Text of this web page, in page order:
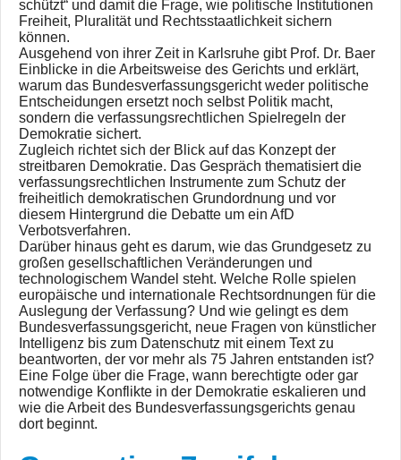
schützt“ und damit die Frage, wie politische Institutionen
Freiheit, Pluralität und Rechtsstaatlichkeit sichern
können.
Ausgehend von ihrer Zeit in Karlsruhe gibt Prof. Dr. Baer
Einblicke in die Arbeitsweise des Gerichts und erklärt,
warum das Bundesverfassungsgericht weder politische
Entscheidungen ersetzt noch selbst Politik macht,
sondern die verfassungsrechtlichen Spielregeln der
Demokratie sichert.
Zugleich richtet sich der Blick auf das Konzept der
streitbaren Demokratie. Das Gespräch thematisiert die
verfassungsrechtlichen Instrumente zum Schutz der
freiheitlich demokratischen Grundordnung und vor
diesem Hintergrund die Debatte um ein AfD
Verbotsverfahren.
Darüber hinaus geht es darum, wie das Grundgesetz zu
großen gesellschaftlichen Veränderungen und
technologischem Wandel steht. Welche Rolle spielen
europäische und internationale Rechtsordnungen für die
Auslegung der Verfassung? Und wie gelingt es dem
Bundesverfassungsgericht, neue Fragen von künstlicher
Intelligenz bis zum Datenschutz mit einem Text zu
beantworten, der vor mehr als 75 Jahren entstanden ist?
Eine Folge über die Frage, wann berechtigte oder gar
notwendige Konflikte in der Demokratie eskalieren und
wie die Arbeit des Bundesverfassungsgerichts genau
dort beginnt.